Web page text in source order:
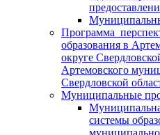
Программа
образования в
округе
Артемовского
Свердловской
Муниципальные
системы